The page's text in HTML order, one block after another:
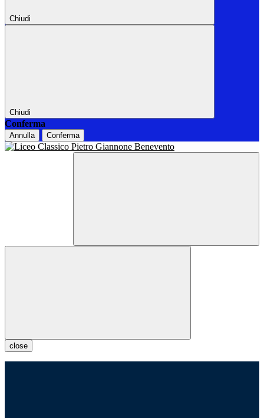
Chiudi
Chiudi
Conferma
Annulla Conferma
close